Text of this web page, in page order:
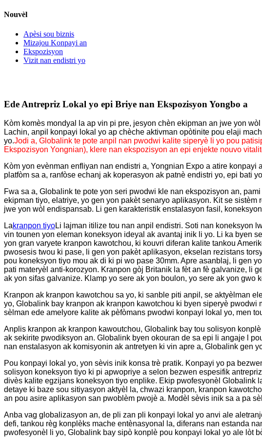
Nouvèl
Apèsi sou biznis
Mizajou Konpayi an
Ekspozisyon
Vizit nan endistri yo
Ede Antrepriz Lokal yo epi Briye nan Ekspozisyon Yongbo a
Kòm komès mondyal la ap vin pi pre, jesyon chèn ekipman an jwe yon
Lachin, anpil konpayi lokal yo ap chèche aktivman opòtinite pou elaji
yo.Jodi a, Globalink te pote anpil nan pwodwi kalite siperyè li yo pou
Ekspozisyon Yongnian), klere nan ekspozisyon an epi enjekte nouvo
Kòm yon evènman enfliyan nan endistri a, Yongnian Expo a atire
platfòm sa a, ranfòse echanj ak koperasyon ak patnè endistri yo, epi bati
Fwa sa a, Globalink te pote yon seri pwodwi kle nan ekspozisyon an,
ekipman tiyo, elatriye, yo gen yon pakèt senaryo aplikasyon. Kit se
jwe yon wòl endispansab. Li gen karakteristik enstalasyon fasil,
Lakranpon tiyoLi lajman itilize tou nan anpil endistri. Soti nan koneksyon
vin tounen yon eleman koneksyon ideyal ak avantaj inik li yo. Li ka byen
yon gran varyete kranpon kawotchou, ki kouvri diferan kalite tankou
pwosesis twou ki pase, li gen yon pakèt aplikasyon, ekselan rezistans
pou koneksyon tiyo mou ak di ki pi wo pase 30mm. Apre asanblaj, li gen
pati materyèl anti-korozyon. Kranpon gòj Britanik la fèt an fè galvanize, li
ak yon sifas galvanize. Klamp yo sere ak yon boulon, yo sere ak yon gwo
Kranpon ak kranpon kawotchou sa yo, ki sanble piti anpil, se aktyèlman
yo, Globalink bay kranpon ak kranpon kawotchou ki byen siperyè
sèlman ede amelyore kalite ak pèfòmans pwodwi konpayi lokal yo, men
Anplis kranpon ak kranpon kawoutchou, Globalink bay tou solisyon
ak sekirite pwodiksyon an. Globalink byen okouran de sa epi li angaje l
nan enstalasyon ak komisyonin ak antretyen ki vin apre a, Globalink gen
Pou konpayi lokal yo, yon sèvis inik konsa trè pratik. Konpayi yo pa
solisyon koneksyon tiyo ki pi apwopriye a selon bezwen espesifik
divès kalite egzijans koneksyon tiyo enplike. Ekip pwofesyonèl Globalink
detaye ki baze sou sitiyasyon aktyèl la, chwazi kranpon, kranpon
an pou asire aplikasyon san pwoblèm pwojè a. Modèl sèvis inik sa a pa
Anba vag globalizasyon an, de pli zan pli konpayi lokal yo anvi ale
defi, tankou règ konplèks mache entènasyonal la, diferans nan estanda
pwofesyonèl li yo, Globalink bay sipò konplè pou konpayi lokal yo ale lòt